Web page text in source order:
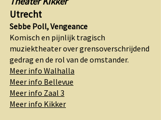
Utrecht
Sebbe Poll, Vengeance
Komisch en pijnlijk tragisch
muziektheater over grensoverschrijdend
gedrag en de rol van de omstander.
Meer info Walhalla
Meer info Bellevue
Meer info Zaal 3
Meer info Kikker